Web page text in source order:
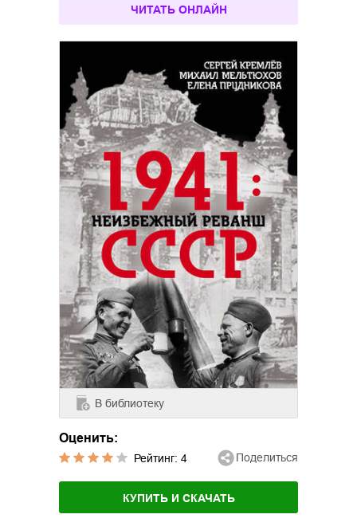
ЧИТАТЬ ОНЛАЙН
В библиотеку
Оценить:
Рейтинг: 4 Поделиться
КУПИТЬ И СКАЧАТЬ